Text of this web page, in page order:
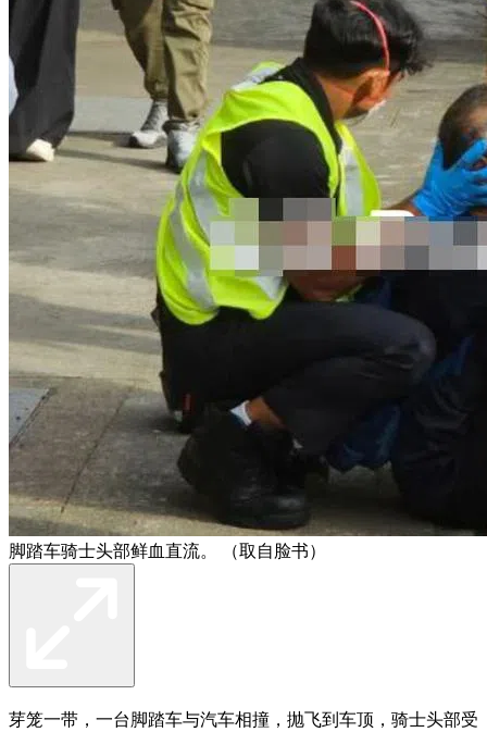
脚踏车骑士头部鲜血直流。 （取自脸书）
芽笼一带，一台脚踏车与汽车相撞，抛飞到车顶，骑士头部受